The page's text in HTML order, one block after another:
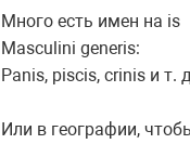
Много есть имен на is
Masculini generis:
Panis, piscis, crinis и т.
Или в географии,